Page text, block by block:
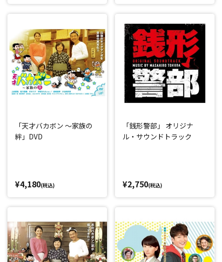
「天才バカボン ～家族の
絆」DVD
¥4,180(税込)
「銭形警部」 オリジナ
ル・サウンドトラック
¥2,750(税込)